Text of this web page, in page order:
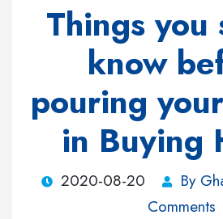
Things you
know
pouring
in Buying
2020-08-20 By
Comments